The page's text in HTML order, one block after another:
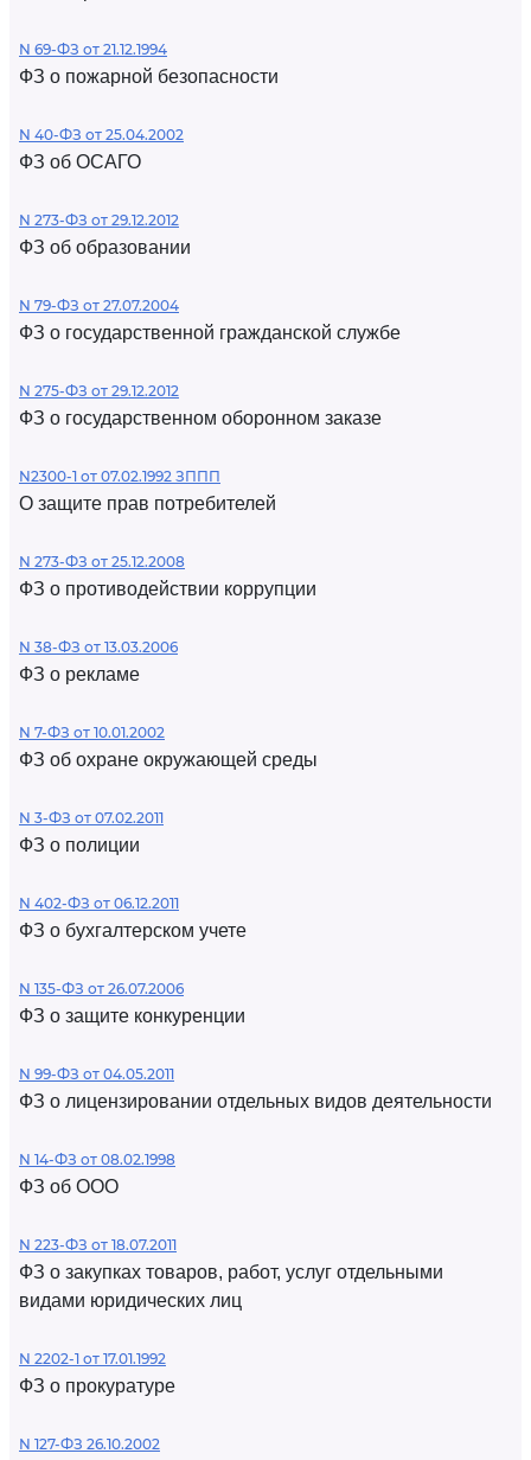
N 69-ФЗ от 21.12.1994
ФЗ о пожарной безопасности
N 40-ФЗ от 25.04.2002
ФЗ об ОСАГО
N 273-ФЗ от 29.12.2012
ФЗ об образовании
N 79-ФЗ от 27.07.2004
ФЗ о государственной гражданской службе
N 275-ФЗ от 29.12.2012
ФЗ о государственном оборонном заказе
N2300-1 от 07.02.1992 ЗППП
О защите прав потребителей
N 273-ФЗ от 25.12.2008
ФЗ о противодействии коррупции
N 38-ФЗ от 13.03.2006
ФЗ о рекламе
N 7-ФЗ от 10.01.2002
ФЗ об охране окружающей среды
N 3-ФЗ от 07.02.2011
ФЗ о полиции
N 402-ФЗ от 06.12.2011
ФЗ о бухгалтерском учете
N 135-ФЗ от 26.07.2006
ФЗ о защите конкуренции
N 99-ФЗ от 04.05.2011
ФЗ о лицензировании отдельных видов деятельности
N 14-ФЗ от 08.02.1998
ФЗ об ООО
N 223-ФЗ от 18.07.2011
ФЗ о закупках товаров, работ, услуг отдельными
видами юридических лиц
N 2202-1 от 17.01.1992
ФЗ о прокуратуре
N 127-ФЗ 26.10.2002